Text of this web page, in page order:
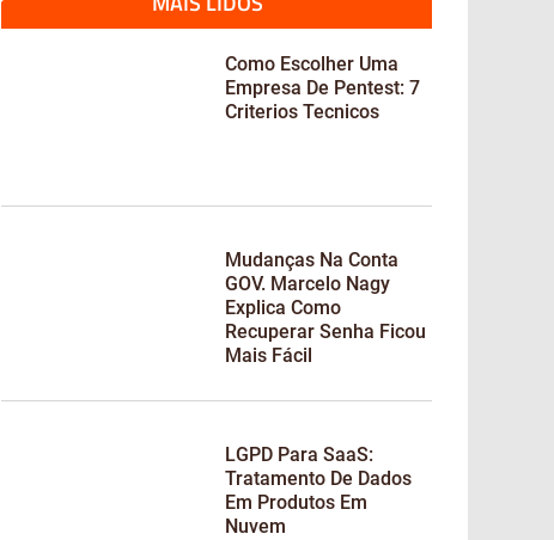
Como Escolher Uma
Empresa De Pentest: 7
Criterios Tecnicos
Mudanças Na Conta
GOV. Marcelo Nagy
Explica Como
Recuperar Senha Ficou
Mais Fácil
LGPD Para SaaS:
Tratamento De Dados
Em Produtos Em
Nuvem